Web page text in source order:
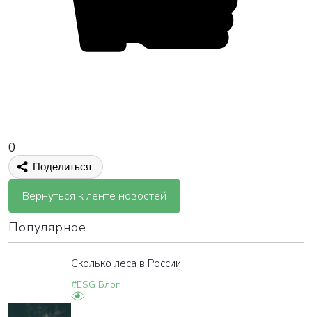
0
Поделиться
Вернуться к ленте новостей
Популярное
Сколько леса в России
#ESG Блог